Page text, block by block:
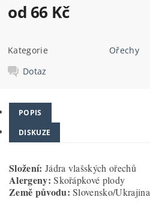
od 66 Kč
Kategorie
Ořechy
Dotaz
POPIS
DISKUZE
Složení: Jádra vlašských ořechů
Alergeny: Skořápkové plody
Země původu: Slovensko/Ukrajina